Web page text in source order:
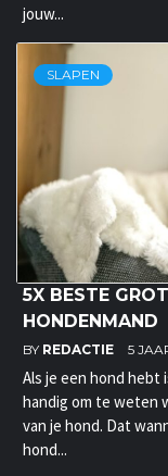
jouw...
SLAPEN
5X BESTE
HONDENMAND
BY REDACTIE 5
Als je een hond hebt
handig om te weten
van je hond. Dat
hond...